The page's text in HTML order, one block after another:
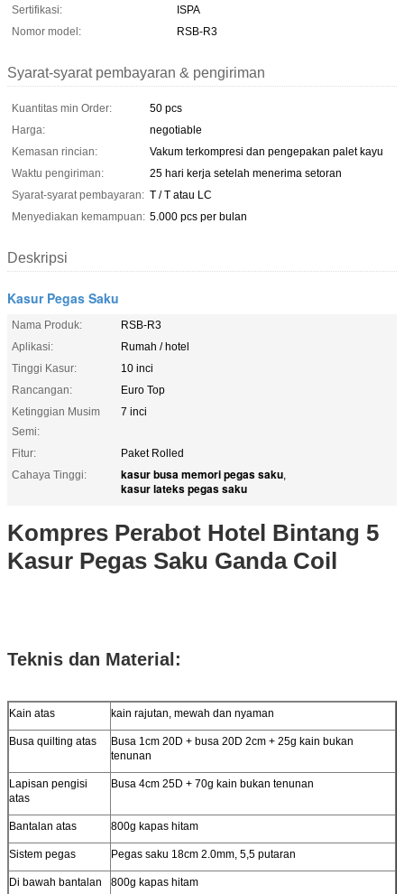
Sertifikasi:
ISPA
Nomor model:
RSB-R3
Syarat-syarat pembayaran & pengiriman
Kuantitas min Order:
50 pcs
Harga:
negotiable
Kemasan rincian:
Vakum terkompresi dan pengepakan palet kayu
Waktu pengiriman:
25 hari kerja setelah menerima setoran
Syarat-syarat pembayaran: T / T atau LC
Menyediakan kemampuan: 5.000 pcs per bulan
Deskripsi
Kasur Pegas Saku
Nama Produk:
RSB-R3
Aplikasi:
Rumah / hotel
Tinggi Kasur:
10 inci
Rancangan:
Euro Top
Ketinggian Musim
Semi:
7 inci
Fitur:
Paket Rolled
Cahaya Tinggi:
kasur busa memori pegas saku,
kasur lateks pegas saku
Kompres Perabot Hotel Bintang 5
Kasur Pegas Saku Ganda Coil
Teknis dan Material:
Kain atas kain rajutan, mewah dan nyaman
Busa quilting atas
Busa 1cm 20D + busa 20D 2cm + 25g kain bukan
tenunan
Lapisan pengisi
atas
Busa 4cm 25D + 70g kain bukan tenunan
Bantalan atas 800g kapas hitam
Sistem pegas Pegas saku 18cm 2.0mm, 5,5 putaran
Di bawah bantalan 800g kapas hitam